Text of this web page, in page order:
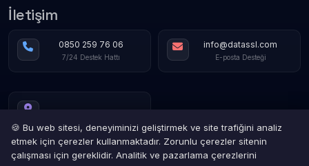
İletişim
0850 259 76 06
7/24 Destek Hattı
info@datassl.com
E-posta Desteği
🍪 Bu web sitesi, deneyiminizi geliştirmek ve site trafiğini analiz
etmek için çerezler kullanmaktadır. Zorunlu çerezler sitenin
çalışması için gereklidir. Analitik ve pazarlama çerezlerini